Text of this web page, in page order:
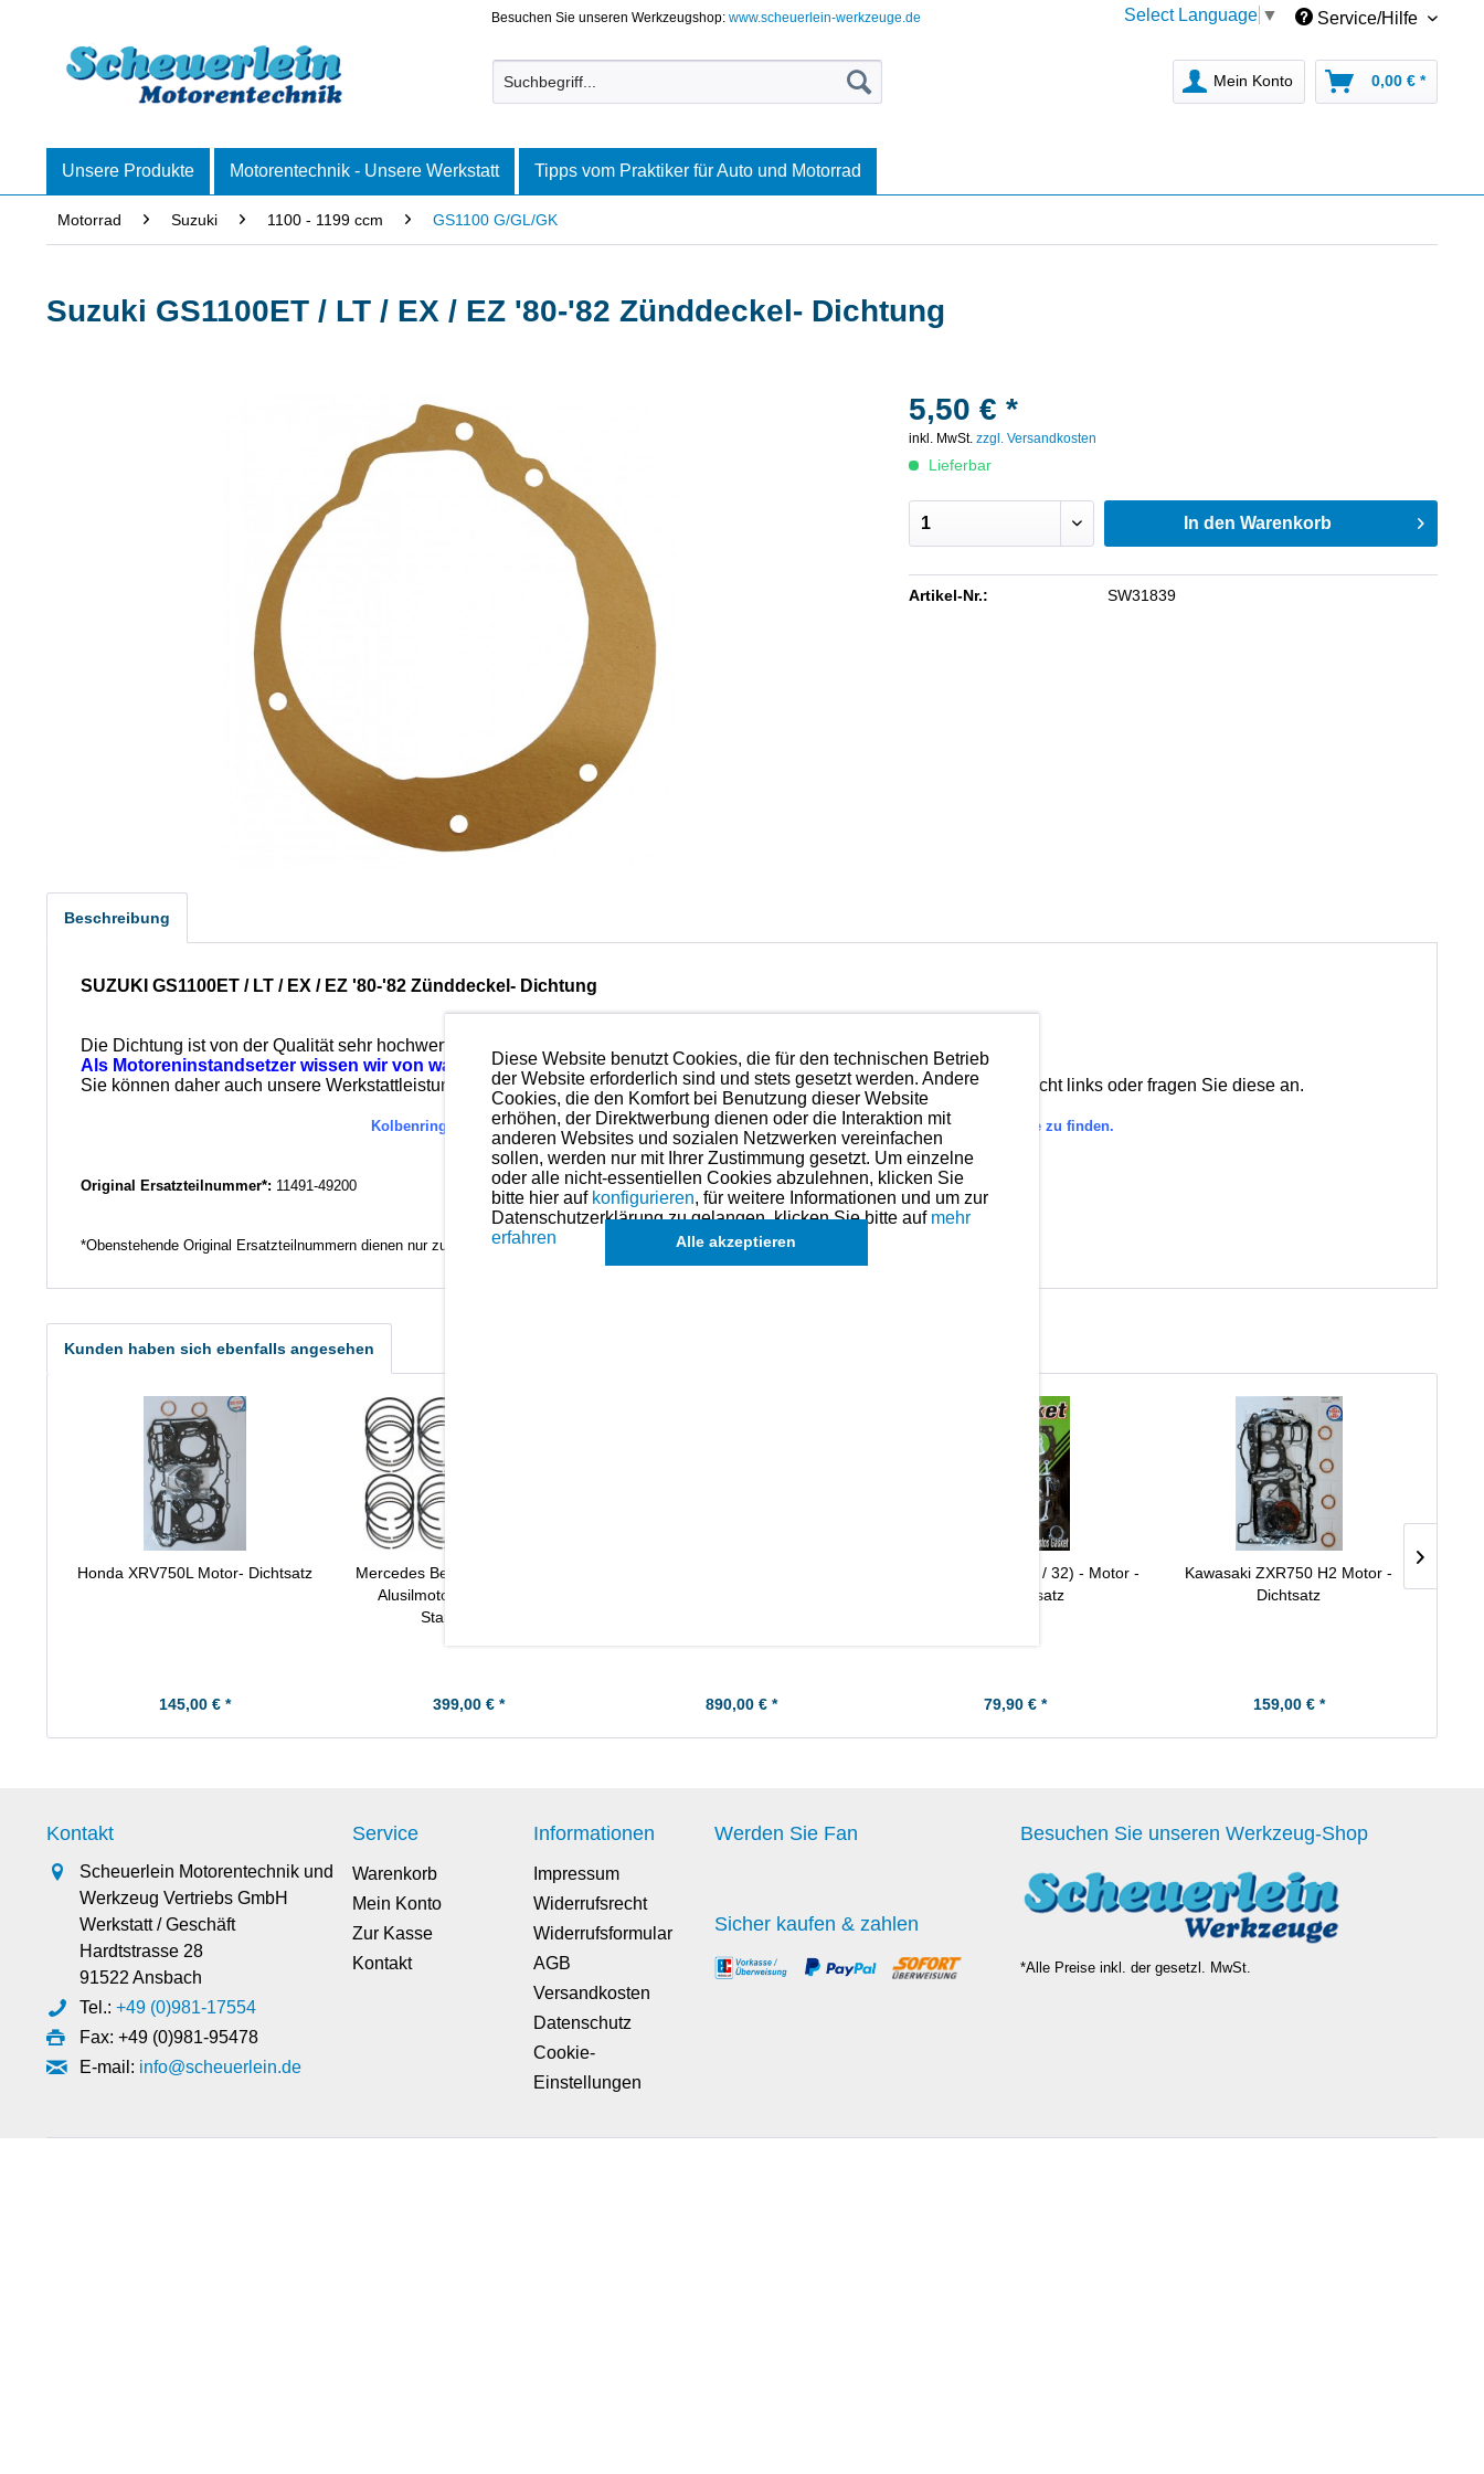
Besuchen Sie unseren Werkzeugshop:www.scheuerlein-werkzeuge.de Select Language ▼ Service/Hilfe
Mein Konto 0,00 € *
Unsere Produkte Motorentechnik - Unsere Werkstatt Tipps vom Praktiker für Auto und Motorrad
Motorrad Suzuki 1100 - 1199 ccm GS1100 G/GL/GK
Suzuki GS1100ET / LT / EX / EZ '80-'82 Zünddeckel- Dichtung
5,50 € *
inkl. MwSt.zzgl. Versandkosten
Lieferbar
In den Warenkorb
Artikel-Nr.: SW31839
Beschreibung
SUZUKI GS1100ET / LT / EX / EZ '80-'82 Zünddeckel- Dichtung
Die Dichtung ist von der Qualität sehr hochwertig und kann bedenkenlos verbaut werden.
Als Motoreninstandsetzer wissen wir von was wir sprechen.
Sie können daher auch unsere Werkstattleistungen in Anspruch nehmen. Preise hierzu finden Sie in der Kategorien-Übersicht links oder fragen Sie diese an.
Kolbenringe und Kolben für dieses Modell sind (falls vorhanden) in der übergeordneten Kategorie zu finden.
Original Ersatzteilnummer*: 11491-49200
*Obenstehende Original Ersatzteilnummern dienen nur zu Vergleichszwecken.
Kunden haben sich ebenfalls angesehen
Honda XRV750L Motor- Dichtsatz
145,00 € *
Mercedes Benz Motor M113 (V8
Alusilmotor) Kolbenringe -
Standardmaß
399,00 € * 890,00 € *
Honda CB500 (PC26 / 32) - Motor -
Dichtungssatz
79,90 € *
Kawasaki ZXR750 H2 Motor -
Dichtsatz
159,00 € *
Kontakt
Scheuerlein Motorentechnik und
Werkzeug Vertriebs GmbH
Werkstatt / Geschäft
Hardtstrasse 28
91522 Ansbach
Tel.: +49 (0)981-17554
Fax: +49 (0)981-95478
E-mail: info@scheuerlein.de
Service
Warenkorb
Mein Konto
Zur Kasse
Kontakt
Informationen
Impressum
Widerrufsrecht
Widerrufsformular
AGB
Versandkosten
Datenschutz
Cookie-
Einstellungen
Werden Sie Fan
Sicher kaufen & zahlen
Besuchen Sie unseren Werkzeug-Shop
*Alle Preise inkl. der gesetzl. MwSt.
Diese Website benutzt Cookies, die für den technischen Betrieb
der Website erforderlich sind und stets gesetzt werden. Andere
Cookies, die den Komfort bei Benutzung dieser Website
erhöhen, der Direktwerbung dienen oder die Interaktion mit
anderen Websites und sozialen Netzwerken vereinfachen
sollen, werden nur mit Ihrer Zustimmung gesetzt. Um einzelne
oder alle nicht-essentiellen Cookies abzulehnen, klicken Sie
bitte hier auf konfigurieren, für weitere Informationen und um zur
Datenschutzerklärung zu gelangen, klicken Sie bitte auf mehr
erfahren
Alle akzeptieren